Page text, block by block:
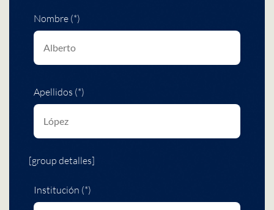
Nombre (*)
Apellidos (*)
[group detalles]
Institución (*)